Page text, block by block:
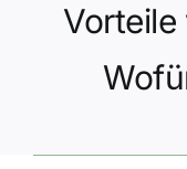
Datenschutz